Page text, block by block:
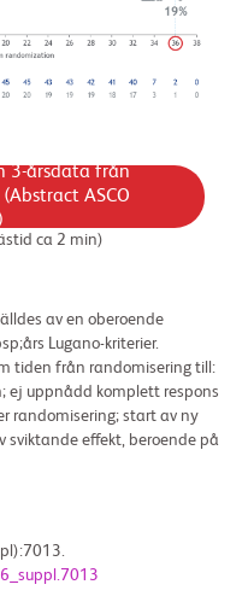
3-årsdata från
(Abstract ASCO
ca 2 min)
av en oberoende
Lugano-kriterier.
tiden från randomisering till:
ej uppnådd komplett respons
randomisering; start av ny
effekt, beroende på